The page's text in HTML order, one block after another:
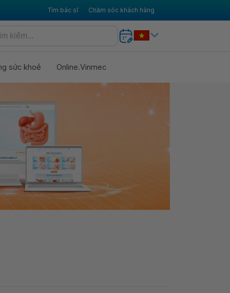
Tìm bác sĩ Chăm sóc khách hàng
sức khoẻ Online.Vinmec